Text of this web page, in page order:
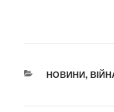
КАТЕГОРІЇ
НОВИНИ,